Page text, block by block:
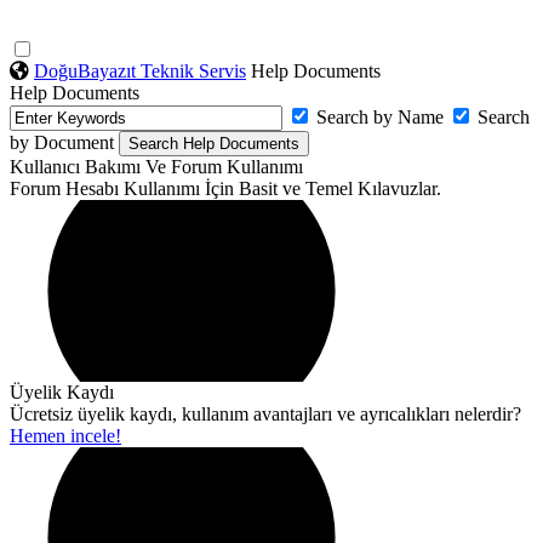
DoğuBayazıt Teknik Servis Help Documents
Help Documents
Search by Name
Search
by Document
Kullanıcı Bakımı Ve Forum Kullanımı
Forum Hesabı Kullanımı İçin Basit ve Temel Kılavuzlar.
Üyelik Kaydı
Ücretsiz üyelik kaydı, kullanım avantajları ve ayrıcalıkları nelerdir?
Hemen incele!